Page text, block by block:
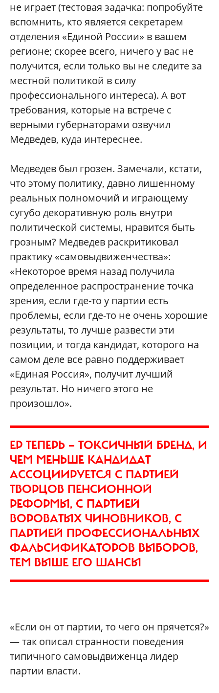
не играет (тестовая задачка: попробуйте
вспомнить, кто является секретарем
отделения «Единой России» в вашем
регионе; скорее всего, ничего у вас не
получится, если только вы не следите за
местной политикой в силу
профессионального интереса). А вот
требования, которые на встрече с
верными губернаторами озвучил
Медведев, куда интереснее.
Медведев был грозен. Замечали, кстати,
что этому политику, давно лишенному
реальных полномочий и играющему
сугубо декоративную роль внутри
политической системы, нравится быть
грозным? Медведев раскритиковал
практику «самовыдвиженчества»:
«Некоторое время назад получила
определенное распространение точка
зрения, если где-то у партии есть
проблемы, если где-то не очень хорошие
результаты, то лучше развести эти
позиции, и тогда кандидат, которого на
самом деле все равно поддерживает
«Единая Россия», получит лучший
результат. Но ничего этого не
произошло».
ЕР ТЕПЕРЬ — ТОКСИЧНЫЙ БРЕНД, И
ЧЕМ МЕНЬШЕ КАНДИДАТ
АССОЦИИРУЕТСЯ С ПАРТИЕЙ
ТВОРЦОВ ПЕНСИОННОЙ
РЕФОРМЫ, С ПАРТИЕЙ
ВОРОВАТЫХ ЧИНОВНИКОВ, С
ПАРТИЕЙ ПРОФЕССИОНАЛЬНЫХ
ФАЛЬСИФИКАТОРОВ ВЫБОРОВ,
ТЕМ ВЫШЕ ЕГО ШАНСЫ
«Если он от партии, то чего он прячется?»
— так описал странности поведения
типичного самовыдвиженца лидер
партии власти.